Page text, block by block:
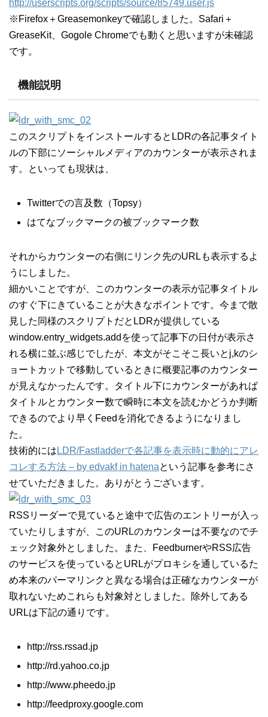
http://userscripts.org/scripts/source/85749.user.js
※Firefox＋Greasemonkeyで確認しました。Safari＋
GreaseKit、Gogole Chromeでも動くと思いますが未確認
です。
機能説明
このスクリプトをインストールするとLDRの各記事タイト
ルの下部にソーシャルメディアのカウンターが表示されま
す。といっても現状は、
Twitterでの言及数（Topsy）
はてなブックマークの被ブックマーク数
それからカウンターの右側にリンク先のURLも表示するよ
うにしました。
細かいことですが、このカウンターの表示が記事タイトル
のすぐ下にきていることが大きなポイントです。今まで散
見した同様のスクリプトだとLDRが提供している
window.entry_widgets.addを使って記事下の日付が表示さ
れる横に並ぶ感じでしたが、本文がそこそこ長いとj,kのシ
ョートカットで移動しているときに概要記事のカウンター
が見えなかったんです。タイトル下にカウンターがあれば
タイトルとカウンター数で瞬時に本文を読むかどうか判断
できるのでより早くFeedを消化できるようになりまし
た。
技術的には LDR/Fastladderで各記事を表示時に動的にアレ
コレする方法 – by edvakf in hatenaという記事を参考にさ
せていただきました。ありがとうございます。
RSSリーダーで見ていると途中で広告のエントリーが入っ
ていたりしますが、このURLのカウンターは不要なのでチ
ェック対象外としました。また、FeedburnerやRSS広告
のサービスを使っているとURLがプロキシを通しているた
め本来のパーマリンクと異なる場合は正確なカウンターが
取れないためこれらも対象対としました。除外してある
URLは下記の通りです。
http://rss.rssad.jp
http://rd.yahoo.co.jp
http://www.pheedo.jp
http://feedproxy.google.com